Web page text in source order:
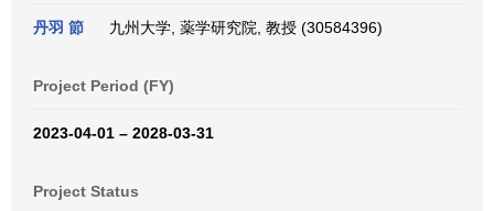
丹羽 節 九州大学, 薬学研究院, 教授 (30584396)
Project Period (FY)
2023-04-01 – 2028-03-31
Project Status